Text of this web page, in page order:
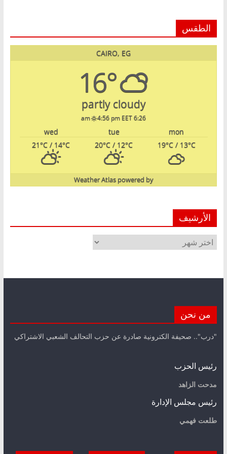
الطقس
CAIRO, EG
16°
partly cloudy
6:26 am
4:56 pm EET
mon
tue
wed
19°C/ 13°C
20°C / 12°C
21°C / 14°C
powered by
Weather Atlas
الأرشيف
الأرشيف
من نحن
"درب".. صحيفة الكترونية صادرة عن حزب التحالف الشعبي الاشتراكي
رئيس الحزب
مدحت الزاهد
رئيس مجلس الإدارة
طلعت فهمي